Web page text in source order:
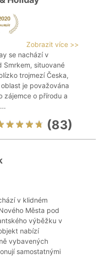
Zobrazit více >>
se nachází v
Smrkem, situované
trojmezí Česka,
je považována
zájemce o přírodu a
(83)
v klidném
Města pod
výběžku v
nabízí
vybavených
samostatnými